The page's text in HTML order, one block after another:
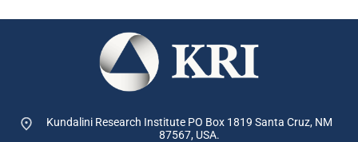
Kundalini Research Institute PO Box 1819 Santa Cruz, NM
87567, USA.